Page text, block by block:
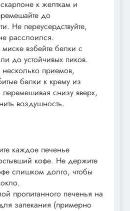
к желткам и
до
Не переусердствуйте,
расслоился.
взбейте белки с
до устойчивых пиков.
несколько приемов,
белки к крему из
снизу вверх,
воздушность.
каждое печенье
кофе. Не держите
слишком долго, чтобы
пропитанного печенья на
запекания (примерно